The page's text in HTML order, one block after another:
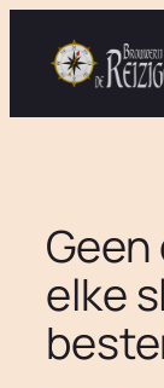
inhoud
elke